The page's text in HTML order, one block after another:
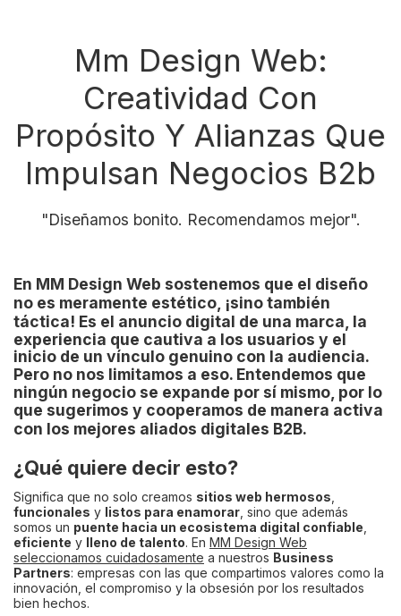
Mm Design Web:
Creatividad Con
Propósito Y Alianzas Que
Impulsan Negocios B2b
"Diseñamos bonito. Recomendamos mejor".
En MM Design Web sostenemos que el diseño
no es meramente estético ¡sino también
táctica! Es el anuncio digital de una marca, la
experiencia que cautiva a los usuarios y el
inicio de un vínculo genuino con la audiencia.
Pero no nos limitamos a eso. Entendemos que
ningún negocio se expande por sí mismo, por lo
que sugerimos y cooperamos de manera activa
con los mejores aliados digitales B2B.
¿Qué quiere decir esto?
Significa que no solo creamos sitios web hermosos
funcionales y listos para enamorar , sino que además
somos un puente hacia un ecosistema digital confiable
eficiente y lleno de talento. En MM Design Web
seleccionamos cuidadosamente a nuestros Business
Partners: empresas con las que compartimos valores como la
innovación, el compromiso y la obsesión por los resultados
bien hechos.